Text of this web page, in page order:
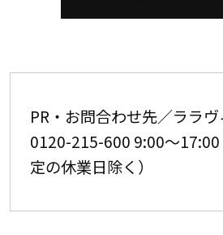
PR・お問合わせ先／ララ
0120-215-600 9:00〜
定の休業日除く）